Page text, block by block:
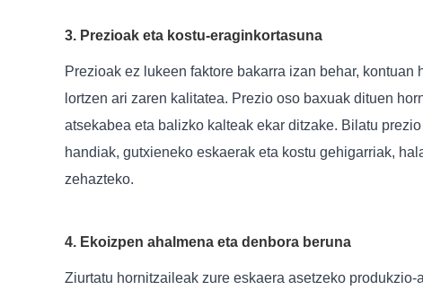
3. Prezioak eta kostu-eraginkortasuna
Prezioak ez lukeen faktore bakarra izan behar,
lortzen ari zaren kalitatea. Prezio oso baxuak dituen
atsekabea eta balizko kalteak ekar ditzake. Bilatu
handiak, gutxieneko eskaerak eta kostu gehigarriak,
zehazteko.
4. Ekoizpen ahalmena eta denbora beruna
Ziurtatu hornitzaileak zure eskaera asetzeko